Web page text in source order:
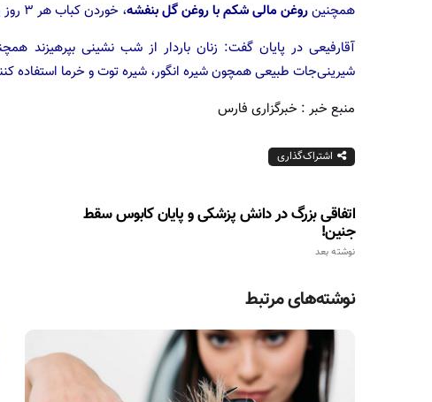
همچنینروغن مالی شکم با روغن گل بنفشه، خوردن کباب هر ۳ روز یکبار و غذاهای مایع را در یک زایمان راحت و خوب موثر است.
آقارفیعی در پایان گفت: زنان باردار از شب نشینی بپرهیزند
شیرینی‌جات طبیعی همچون شیره انگور، شیره توت و خرما استفاده
منبع خبر : خبرگزاری فارس
اشتراک‌گذاری
اتفاقی بزرگ در دانش پزشکی و پایان کابوس سقط
جنین!
نوشته بعد
نوشته‌های مرتبط